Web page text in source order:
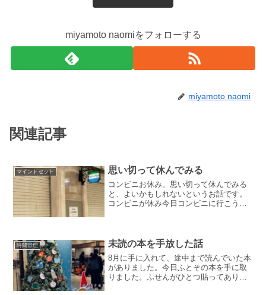
miyamoto naomiをフォローする
miyamoto naomi
関連記事
マインドセット 思い切って休んでみる
コンビニお休み。思い切って休んでみる
と、よいかもしれないというお話です。
コンビニが休み今日コンビニに行こうと
や〜と残念な気持ちもありま...
時間管理 未読の本を手放した話
8月に手に入れて、途中まで読んでいた本
がありました。今日ふとその本を手に取
りました。ふせんがひとつ貼ってありま